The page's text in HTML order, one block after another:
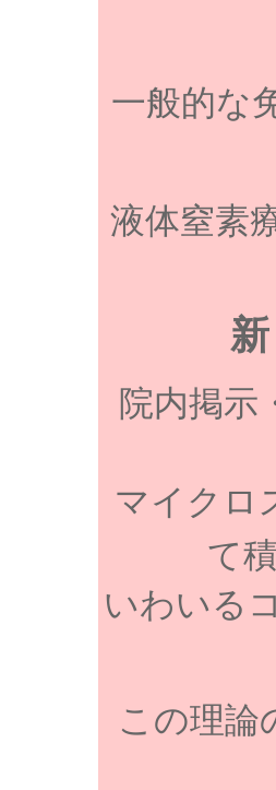
一般的な
液体窒素
院内掲示
マイクロ
て
いわいる
この理論